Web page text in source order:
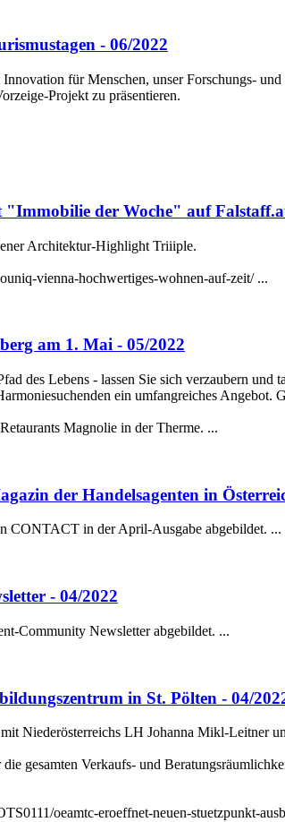
- 06/2022
für Menschen, unser Forschungs-
Projekt zu präsentieren.
der Woche" auf
Architektur-Highlight Triiiple.
vienna-hochwertiges-wohnen-auf-zeit/ ...
am 1. Mai - 05/2022
des Lebens - lassen Sie sich verzaubern
ein umfangreiches
Magnolie in der Therme. ...
der Handelsagenten in
CONTACT in der April-Ausgabe abgebildet. ...
- 04/2022
Community Newsletter abgebildet. ...
in St. Pölten - 04/
Niederösterreichs LH Johanna Mikl-Leitner
gesamten Verkaufs- und
oeamtc-eroeffnet-neuen-stuetzpunkt-